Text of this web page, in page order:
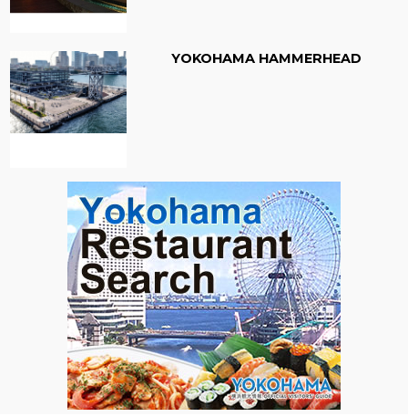
YOKOHAMA HAMMERHEAD